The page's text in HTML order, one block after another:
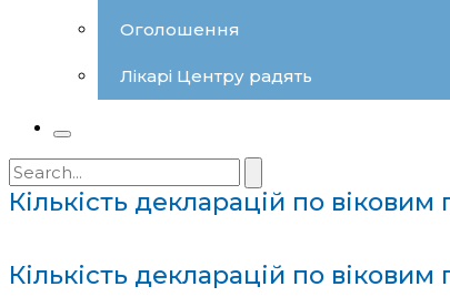
Оголошення
Лікарі Центру радять
Search
for:
Кількість декларацій по
Кількість декларацій по